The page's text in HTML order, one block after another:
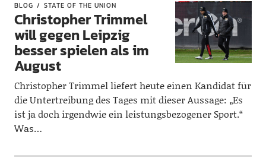
BLOG STATE OF THE UNION
Christopher Trimmel
will gegen Leipzig
besser spielen als im
August
Christopher Trimmel liefert heute einen Kandidat für
die Untertreibung des Tages mit dieser Aussage: „Es
ist ja doch irgendwie ein leistungsbezogener Sport.“
Was…